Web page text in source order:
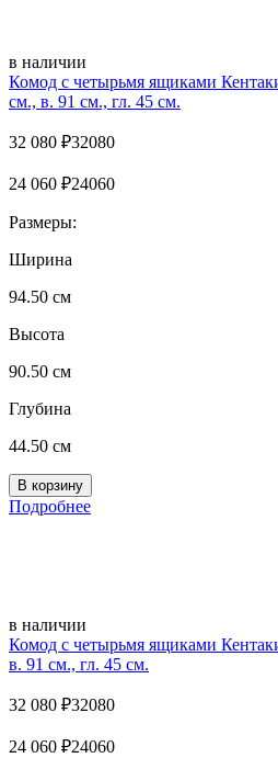
в наличии
Комод с четырьмя ящиками
см., в. 91 см., гл. 45 см.
32 080 ₽32080
24 060 ₽24060
Размеры:
Ширина
94.50 см
Высота
90.50 см
Глубина
44.50 см
Подробнее
в наличии
Комод с четырьмя ящиками
в. 91 см., гл. 45 см.
32 080 ₽32080
24 060 ₽24060